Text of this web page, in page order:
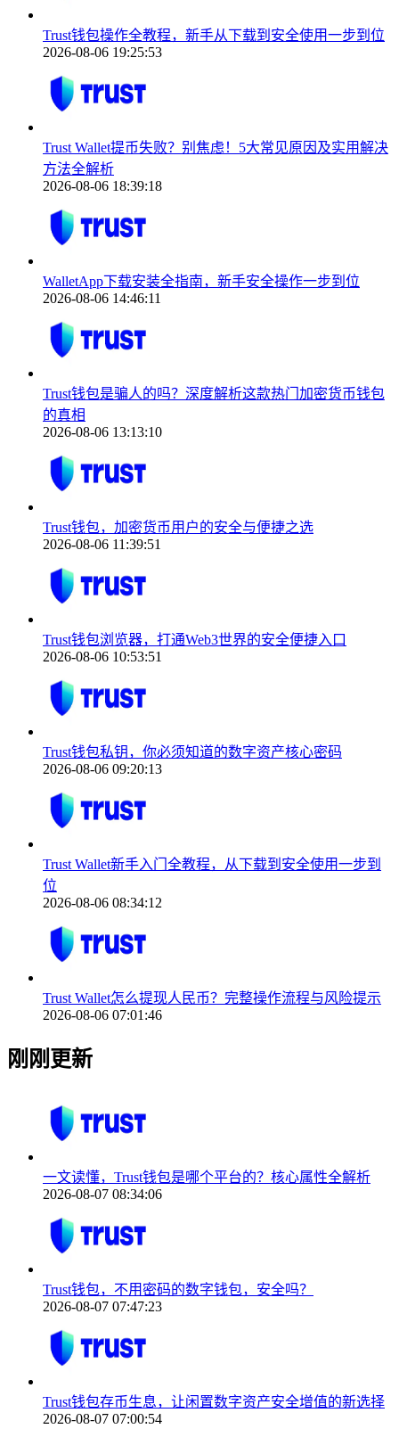
Trust钱包操作全教程，新手从下载到安全使用一步到位
2026-08-06 19:25:53
Trust Wallet提币失败？别焦虑！5大常见原因及实用解决
方法全解析
2026-08-06 18:39:18
WalletApp下载安装全指南，新手安全操作一步到位
2026-08-06 14:46:11
Trust钱包是骗人的吗？深度解析这款热门加密货币钱包
的真相
2026-08-06 13:13:10
Trust钱包，加密货币用户的安全与便捷之选
2026-08-06 11:39:51
Trust钱包浏览器，打通Web3世界的安全便捷入口
2026-08-06 10:53:51
Trust钱包私钥，你必须知道的数字资产核心密码
2026-08-06 09:20:13
Trust Wallet新手入门全教程，从下载到安全使用一步到
位
2026-08-06 08:34:12
Trust Wallet怎么提现人民币？完整操作流程与风险提示
2026-08-06 07:01:46
刚刚更新
一文读懂，Trust钱包是哪个平台的？核心属性全解析
2026-08-07 08:34:06
Trust钱包，不用密码的数字钱包，安全吗？
2026-08-07 07:47:23
Trust钱包存币生息，让闲置数字资产安全增值的新选择
2026-08-07 07:00:54